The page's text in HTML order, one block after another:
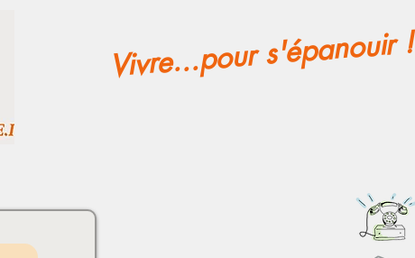
Vivre...pour s'épanouir !